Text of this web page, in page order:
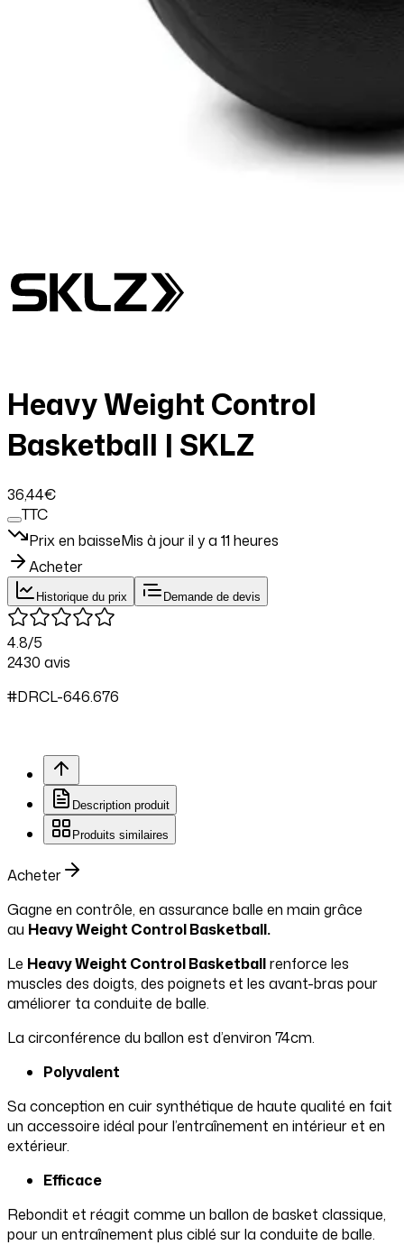
Heavy Weight Control
Basketball | SKLZ
36,44€
TTC
Prix en baisseMis à jour il y a 11 heures
Acheter
Historique du prix Demande de devis
4.8/5
2430 avis
#DRCL-646.676
Description produit
Produits similaires
Acheter
Gagne en contrôle, en assurance balle en main grâce
au Heavy Weight Control Basketball.
Le Heavy Weight Control Basketballrenforce les
muscles des doigts, des poignets et les avant-bras pour
améliorer ta conduite de balle.
La circonférence du ballon est d’environ 74cm.
Polyvalent
Sa conception en cuir synthétique de haute qualité en fait
un accessoire idéal pour l’entraînement en intérieur et en
extérieur.
Efficace
Rebondit et réagit comme un ballon de basket classique,
pour un entraînement plus ciblé sur la conduite de balle.